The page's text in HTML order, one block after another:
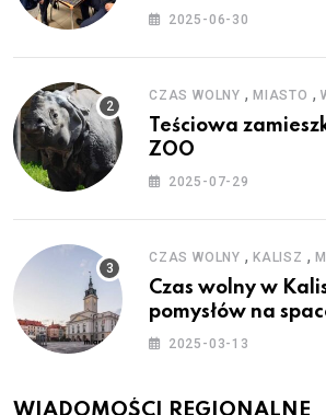
Wakacje”
2025-06-30
CZAS WOLNY , MIASTO ,
Teściowa
ZOO
2025-07-29
CZAS WOLNY , KALISZ ,
Czas wolny w
pomysłów na
rodzinne atrakcje
2025-03-13
WIADOMOŚCI REGIONALNE